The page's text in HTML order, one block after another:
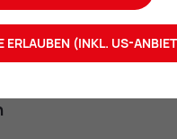
ERLAUBEN (INKL. US-